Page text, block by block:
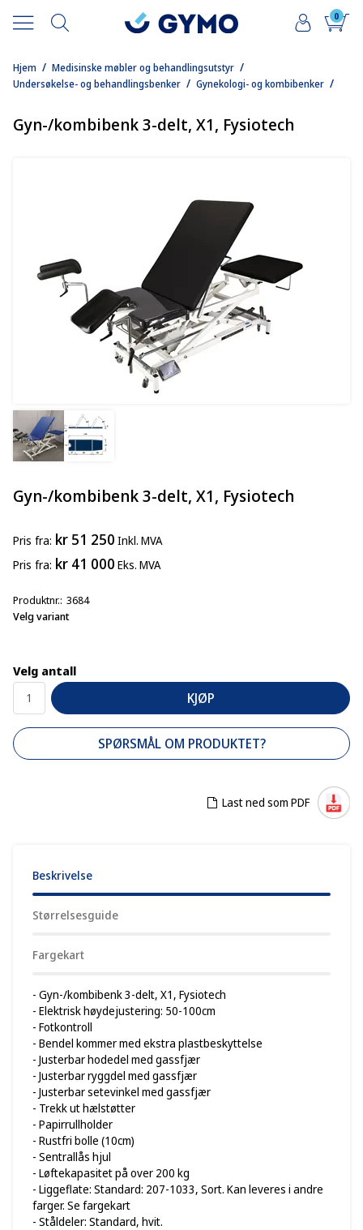
0
/
Hjem /
Medisinske møbler og behandlingsutstyr
/
Undersøkelse- og behandlingsbenker /
Gynekologi- og kombibenker
Gyn-/kombibenk 3-delt, X1, Fysiotech
Gyn-/kombibenk 3-delt, X1, Fysiotech
Pris fra kr 51 250 Inkl. MVA
Pris fra kr 41 000 Eks. MVA
Produktnr. 3684
Velg variant
Velg antall
KJØP
SPØRSMÅL OM PRODUKTET?
Last ned som PDF
Beskrivelse
Størrelsesguide
Fargekart
- Gyn-/kombibenk 3-delt, X1, Fysiotech
- Elektrisk høydejustering: 50-100cm
- Fotkontroll
- Bendel kommer med ekstra plastbeskyttelse
- Justerbar hodedel med gassfjær
- Justerbar ryggdel med gassfjær
- Justerbar setevinkel med gassfjær
- Trekk ut hælstøtter
- Papirrullholder
- Rustfri bolle (10cm)
- Sentrallås hjul
- Løftekapasitet på over 200 kg
- Liggeflate: Standard: 207-1033, Sort. Kan leveres i andre
farger. Se fargekart
- Ståldeler: Standard, hvit.